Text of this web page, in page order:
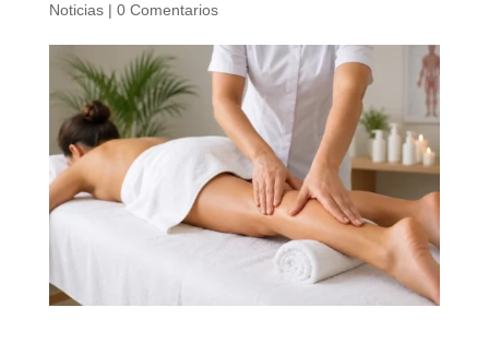
Noticias| 0 Comentarios